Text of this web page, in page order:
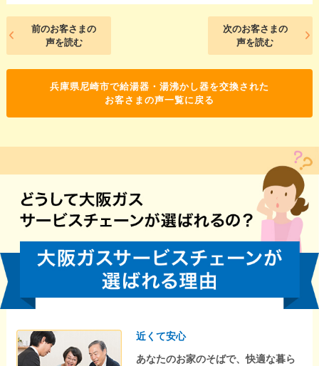
前のお客さまの
声を読む
次のお客さまの
声を読む
兵庫県尼崎市で給湯器・湯沸かし器を交換された
お客さまの声一覧に戻る
近くて安心
あなたのお家のそばで、快適な暮ら